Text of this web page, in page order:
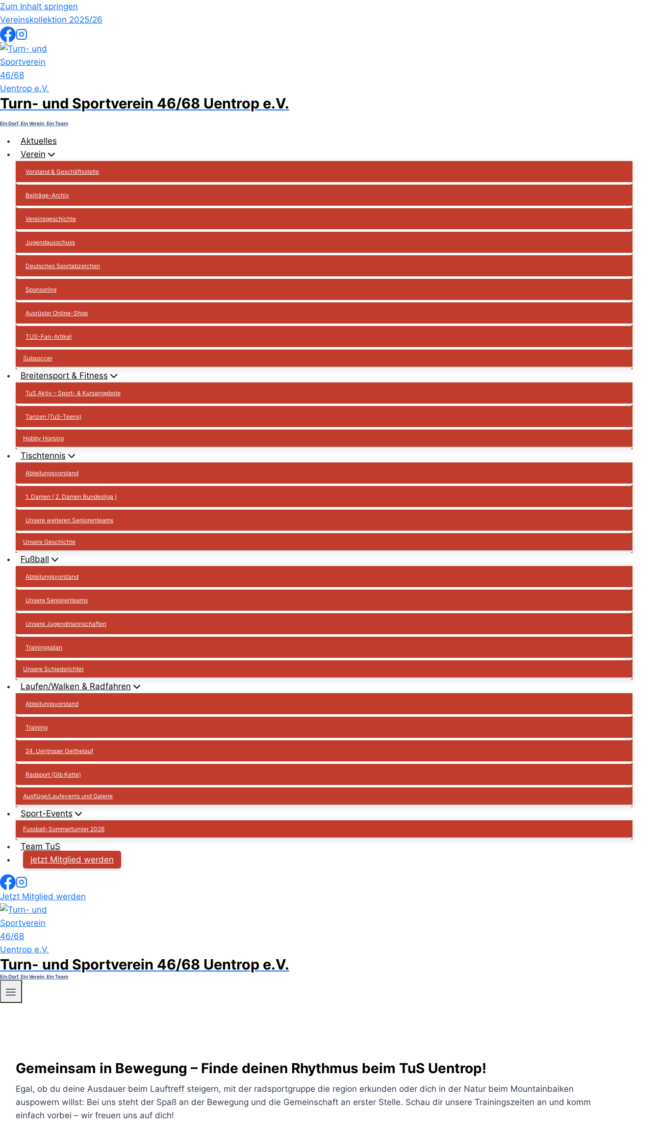
Zum Inhalt springen
Vereinskollektion 2025/26
Turn- und Sportverein 46/68 Uentrop e.V.
Ein Dorf, Ein Verein, Ein Team
Aktuelles
Verein
Vorstand & Geschäftsstelle
Beiträge-Archiv
Vereinsgeschichte
Jugendausschuss
Deutsches Sportabzeichen
Sponsoring
Ausrüster Online-Shop
TUS-Fan-Artikel
Subsoccer
Breitensport & Fitness
TuS Aktiv – Sport- & Kursangebote
Tanzen (TuS-Teens)
Hobby Horsing
Tischtennis
Abteilungsvorstand
1. Damen ( 2. Damen Bundesliga )
Unsere weiteren Seniorenteams
Unsere Geschichte
Fußball
Abteilungsvorstand
Unsere Seniorenteams
Unsere Jugendmannschaften
Trainingsplan
Unsere Schiedsrichter
Laufen/Walken & Radfahren
Abteilungsvorstand
Training
24. Uentroper Geithelauf
Radsport (Gib Kette)
Ausflüge/Laufevents und Galerie
Sport-Events
Fussball-Sommerturnier 2026
Team TuS
jetzt Mitglied werden
Jetzt Mitglied werden
Turn- und Sportverein 46/68 Uentrop e.V.
Ein Dorf, Ein Verein, Ein Team
Gemeinsam in Bewegung – Finde deinen Rhythmus beim TuS Uentrop!
Egal, ob du deine Ausdauer beim Lauftreff steigern, mit der radsportgruppe die region erkunden oder dich in der Natur beim Mountainbaiken
auspowern willst: Bei uns steht der Spaß an der Bewegung und die Gemeinschaft an erster Stelle. Schau dir unsere Trainingszeiten an und komm
einfach vorbei – wir freuen uns auf dich!